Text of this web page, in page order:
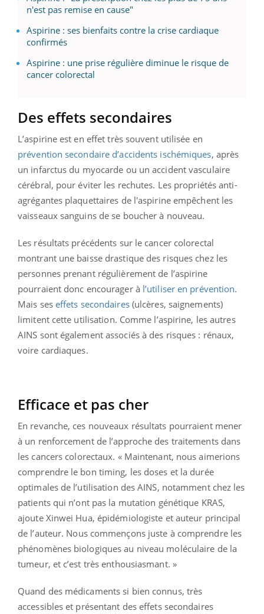
n'est pas remise en cause"
Aspirine : ses bienfaits contre la crise cardiaque
confirmés
Aspirine : une prise régulière diminue le risque de
cancer colorectal
Des effets secondaires
L’aspirine est en effet très souvent utilisée en
prévention secondaire d’accidents ischémiques, après
un infarctus du myocarde ou un accident vasculaire
cérébral, pour éviter les rechutes. Les propriétés anti-
agrégantes plaquettaires de l'aspirine empêchent les
vaisseaux sanguins de se boucher à nouveau.
Les résultats précédents sur le cancer colorectal
montrant une baisse drastique des risques chez les
personnes prenant régulièrement de l’aspirine
pourraient donc encourager à l’utiliser en prévention.
Mais ses effets secondaires(ulcères, saignements)
limitent cette utilisation. Comme l’aspirine, les autres
AINS sont également associés à des risques : rénaux,
voire cardiaques.
Efficace et pas cher
En revanche, ces nouveaux résultats pourraient mener
à un renforcement de l’approche des traitements dans
les cancers colorectaux. « Maintenant, nous aimerions
comprendre le bon timing, les doses et la durée
optimales de l’utilisation des AINS, notamment chez les
patients qui n’ont pas la mutation génétique KRAS,
ajoute Xinwei Hua, épidémiologiste et auteur principal
de l’auteur. Nous commençons juste à comprendre les
phénomènes biologiques au niveau moléculaire de la
tumeur, et c’est très enthousiasmant. »
Quand des médicaments si bien connus, très
accessibles et présentant des effets secondaires